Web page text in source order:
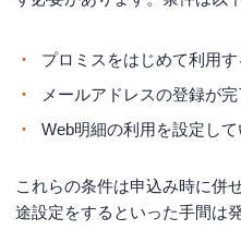
プロミスをはじめて利用す
メールアドレスの登録が
Web明細の利用を設定して
これらの条件は申込み時に併
途設定をするといった手間は